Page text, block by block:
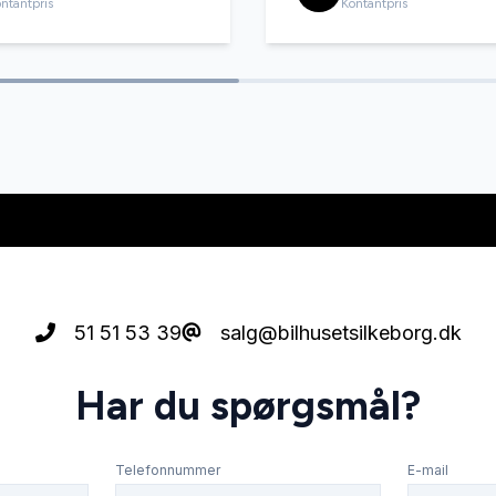
Kontantpris
51 51 53 39 salg@bilhusetsilkeborg.dk
Har du spørgsmål?
Telefonnummer E-mail